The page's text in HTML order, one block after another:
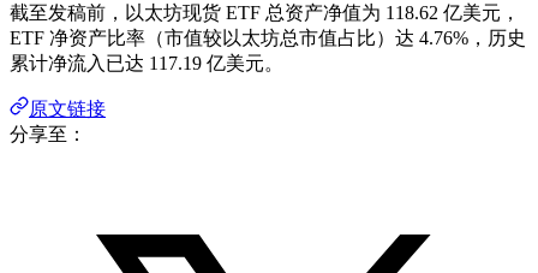
截至发稿前，以太坊现货 ETF 总资产净值为 118.62 亿美元，
ETF 净资产比率（市值较以太坊总市值占比）达 4.76%，历史
累计净流入已达 117.19 亿美元。
原文链接
分享至：